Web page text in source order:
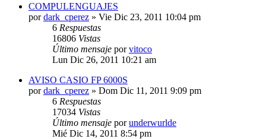
COMPULENGUAJES
pordark_cperez » Vie Dic 23, 2011 10:04 pm
6 Respuestas
16806 Vistas
Último mensaje porvitoco
Lun Dic 26, 2011 10:21 am
AVISO CASIO FP 6000S
pordark_cperez » Dom Dic 11, 2011 9:09 pm
6 Respuestas
17034 Vistas
Último mensaje porunderwurlde
Mié Dic 14, 2011 8:54 pm